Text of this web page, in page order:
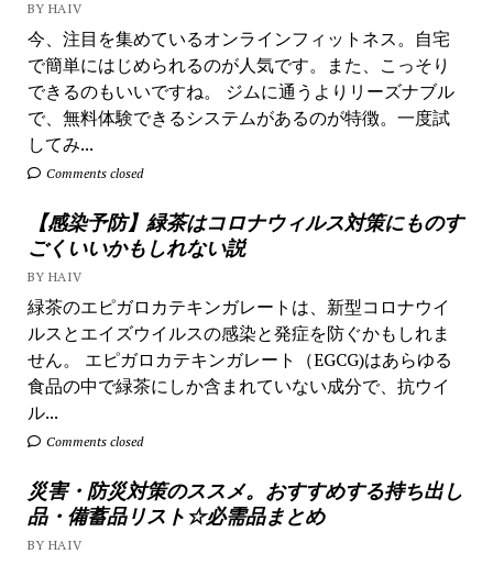
BY HAIV
今、注目を集めているオンラインフィットネス。自宅
で簡単にはじめられるのが人気です。また、こっそり
できるのもいいですね。 ジムに通うよりリーズナブル
で、無料体験できるシステムがあるのが特徴。一度試
してみ...
Comments closed
【感染予防】緑茶はコロナウィルス対策にものす
ごくいいかもしれない説
BY HAIV
緑茶のエピガロカテキンガレートは、新型コロナウイ
ルスとエイズウイルスの感染と発症を防ぐかもしれま
せん。 エピガロカテキンガレート（EGCG)はあらゆる
食品の中で緑茶にしか含まれていない成分で、抗ウイ
ル...
Comments closed
災害・防災対策のススメ。おすすめする持ち出し
品・備蓄品リスト☆必需品まとめ
BY HAIV